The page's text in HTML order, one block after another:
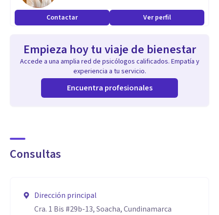
Manejo de crisis: En situaciones de crisis emocional,
el estrés, la ansiedad y otros desafíos emocionales.
Inteligencia Emocional: Mi diplomado en inteligencia
emocional me permite enseñarte a reconocer, comprender
Contactar Ver perfil
Empieza hoy tu viaje de bienestar
Accede a una amplia red de psicólogos calificados. Empatía y
experiencia a tu servicio.
Encuentra profesionales
Consultas
Dirección principal
Cra. 1 Bis #29b-13, Soacha, Cundinamarca